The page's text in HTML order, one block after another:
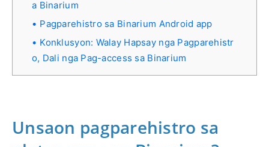
a Binarium
Pagparehistro sa Binarium Android app
Konklusyon: Walay Hapsay nga Pagparehistr
o, Dali nga Pag-access sa Binarium
Unsaon pagparehistro sa